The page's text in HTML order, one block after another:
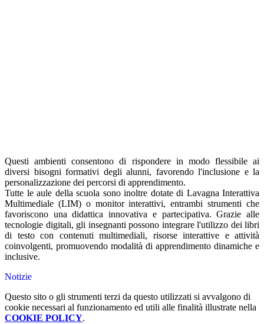
Questi ambienti consentono di rispondere in modo flessibile ai
diversi bisogni formativi degli alunni, favorendo l'inclusione e la
personalizzazione dei percorsi di apprendimento.
Tutte le aule della scuola sono inoltre dotate di Lavagna Interattiva
Multimediale (LIM) o monitor interattivi, entrambi strumenti che
favoriscono una didattica innovativa e partecipativa. Grazie alle
tecnologie digitali, gli insegnanti possono integrare l'utilizzo dei libri
di testo con contenuti multimediali, risorse interattive e attività
coinvolgenti, promuovendo modalità di apprendimento dinamiche e
inclusive.
Notizie
Questo sito o gli strumenti terzi da questo utilizzati si avvalgono di
cookie necessari al funzionamento ed utili alle finalità illustrate nella
COOKIE POLICY.